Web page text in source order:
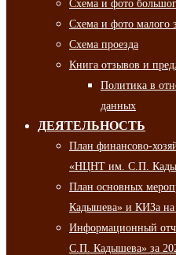
Схема и фото
Схема и фото малого
Схема проезда
Книга отзывов и
Политика в
данных
ДЕЯТЕЛЬНОСТЬ
План финансово-
«НЦНТ им. С.П.
План основных
Кадышева» и КИЗа на
Информационный
С.П. Кадышева» за